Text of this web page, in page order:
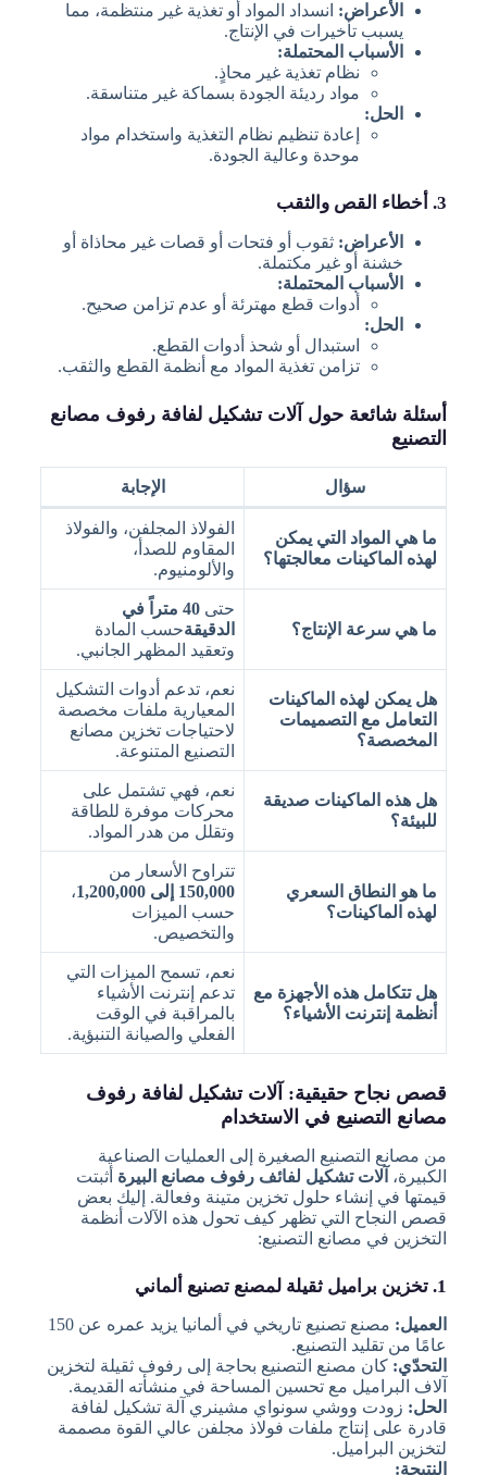
الأعراض: انسداد المواد أو تغذية غير منتظمة، مما
يسبب تأخيرات في الإنتاج.
الأسباب المحتملة:
نظام تغذية غير محاذٍ.
مواد رديئة الجودة بسماكة غير متناسقة.
الحل:
إعادة تنظيم نظام التغذية واستخدام مواد
موحدة وعالية الجودة.
3. أخطاء القص والثقب
الأعراض: ثقوب أو فتحات أو قصات غير محاذاة أو
خشنة أو غير مكتملة.
الأسباب المحتملة:
أدوات قطع مهترئة أو عدم تزامن صحيح.
الحل:
استبدال أو شحذ أدوات القطع.
تزامن تغذية المواد مع أنظمة القطع والثقب.
أسئلة شائعة حول آلات تشكيل لفافة رفوف مصانع
التصنيع
سؤال الإجابة
ما هي المواد التي يمكن
لهذه الماكينات معالجتها؟
الفولاذ المجلفن، والفولاذ
المقاوم للصدأ،
والألومنيوم.
ما هي سرعة الإنتاج؟
حتى
40 متراً في
الدقيقةحسب المادة
وتعقيد المظهر الجانبي.
هل يمكن لهذه الماكينات
التعامل مع التصميمات
المخصصة؟
نعم، تدعم أدوات التشكيل
المعيارية ملفات مخصصة
لاحتياجات تخزين مصانع
التصنيع المتنوعة.
هل هذه الماكينات صديقة
للبيئة؟
نعم، فهي تشتمل على
محركات موفرة للطاقة
وتقلل من هدر المواد.
ما هو النطاق السعري
لهذه الماكينات؟
تتراوح الأسعار من
150,000 إلى 1,200,000
،
حسب الميزات
والتخصيص.
هل تتكامل هذه الأجهزة مع
أنظمة إنترنت الأشياء؟
نعم، تسمح الميزات التي
تدعم إنترنت الأشياء
بالمراقبة في الوقت
الفعلي والصيانة التنبؤية.
قصص نجاح حقيقية: آلات تشكيل لفافة رفوف
مصانع التصنيع في الاستخدام
من مصانع التصنيع الصغيرة إلى العمليات الصناعية
الكبيرة، آلات تشكيل لفائف رفوف مصانع البيرة أثبتت
قيمتها في إنشاء حلول تخزين متينة وفعالة. إليك بعض
قصص النجاح التي تظهر كيف تحول هذه الآلات أنظمة
التخزين في مصانع التصنيع:
1. تخزين براميل ثقيلة لمصنع تصنيع ألماني
العميل:
مصنع تصنيع تاريخي في ألمانيا يزيد عمره عن 150
عامًا من تقليد التصنيع.
التحدّي: كان مصنع التصنيع بحاجة إلى رفوف ثقيلة لتخزين
آلاف البراميل مع تحسين المساحة في منشأته القديمة.
الحل: زودت ووشي سونواي مشينري آلة تشكيل لفافة
قادرة على إنتاج ملفات فولاذ مجلفن عالي القوة مصممة
لتخزين البراميل.
النتيجة: